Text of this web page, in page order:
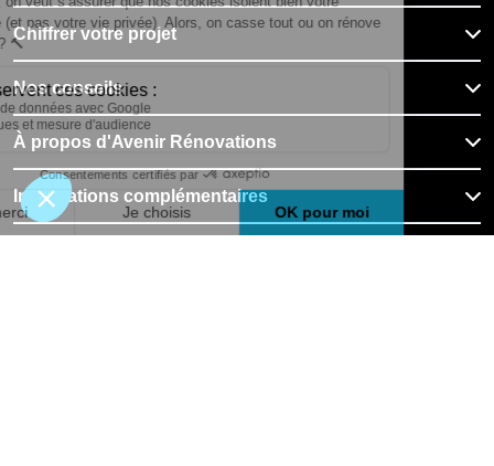
Chiffrer votre projet
Nos conseils
À propos d'Avenir Rénovations
Informations complémentaires